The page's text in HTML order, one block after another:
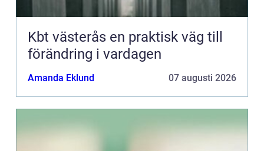
Kbt västerås en praktisk väg till
förändring i vardagen
Amanda Eklund 07 augusti 2026